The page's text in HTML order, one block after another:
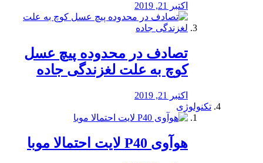
اکتبر 21, 2019
تصادف در محدوده پیچ عسل
کوچ به علت لغزندگی جاده
اکتبر 21, 2019
تکنولوژی
هوآوی P40 لایت احتمالا موبا